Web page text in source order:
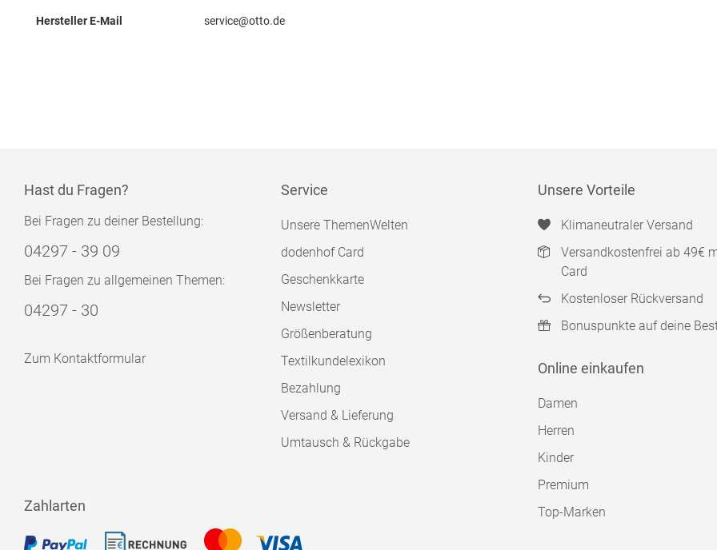
Hersteller E-Mail service@otto.de
Hast du Fragen?
Bei Fragen zu deiner Bestellung:
04297 - 39 09
Bei Fragen zu allgemeinen Themen:
04297 - 30
Zum Kontaktformular
Service
Unsere ThemenWelten
dodenhof Card
Geschenkkarte
Newsletter
Größenberatung
Textilkundelexikon
Bezahlung
Versand & Lieferung
Umtausch & Rückgabe
Unsere Vorteile
Klimaneutraler Versand
Versandkostenfrei ab 49€
Card
Kostenloser Rückversand
Bonuspunkte auf deine
Online einkaufen
Damen
Herren
Kinder
Premium
Top-Marken
Zahlarten